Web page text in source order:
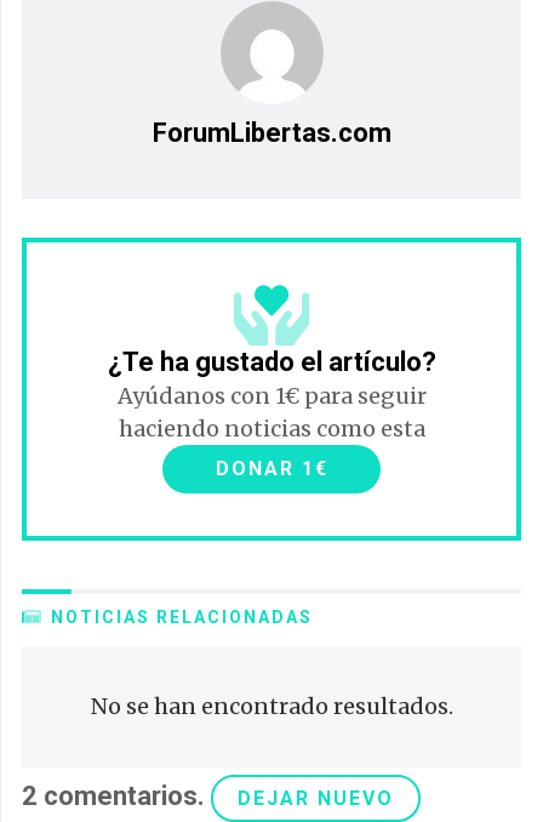
ForumLibertas.com
¿Te ha gustado el artículo?
Ayúdanos con 1€ para seguir
haciendo noticias como esta
DONAR 1€
NOTICIAS RELACIONADAS
No se han encontrado resultados.
2 comentarios. DEJAR NUEVO